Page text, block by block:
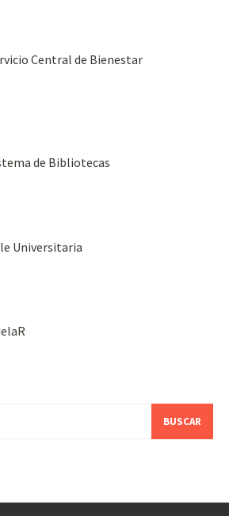
Central de Bienestar
de Bibliotecas
Universitaria